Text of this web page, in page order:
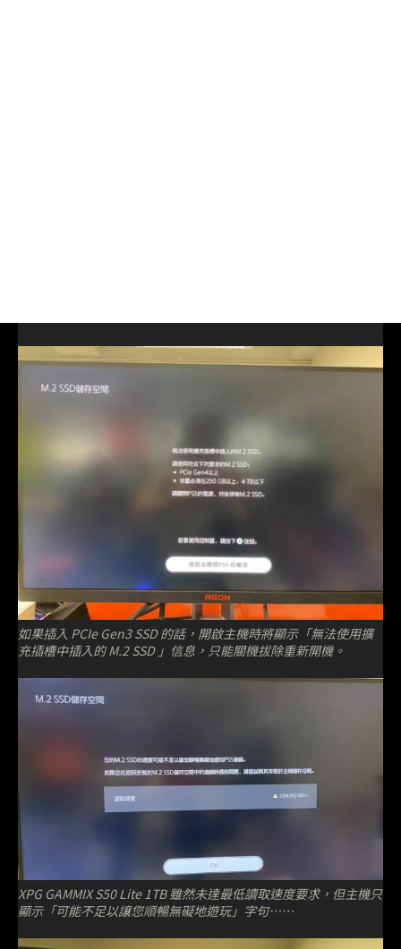
如果插入 PCIe Gen3 SSD 的話，開啟主機時將顯示「無法使用擴
充插槽中插入的 M.2 SSD 」信息，只能關機拔除重新開機。
XPG GAMMIX S50 Lite 1TB 雖然未達最低讀取速度要求，但主機只
顯示「可能不足以讓您順暢無礙地遊玩」字句⋯⋯